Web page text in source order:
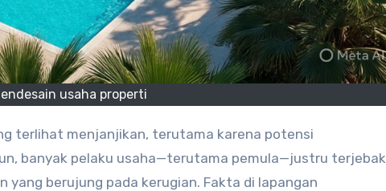
usaha properti
banyak pelaku usaha—terutama pemula—justru terjebak
yang berujung pada kerugian. Fakta di lapangan